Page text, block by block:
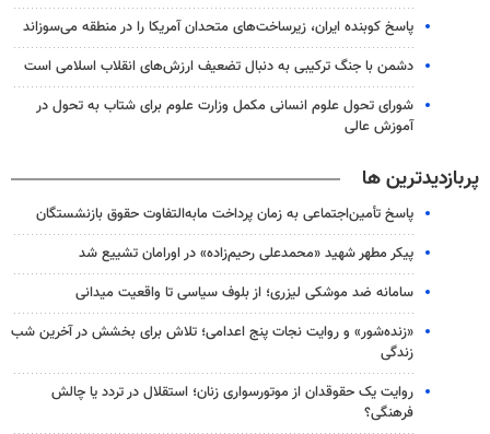
پاسخ کوبنده ایران، زیرساخت‌های متحدان آمریکا را در منطقه می‌سوزاند
دشمن با جنگ ترکیبی به دنبال تضعیف ارزش‌های انقلاب اسلامی است
شورای تحول علوم انسانی مکمل وزارت علوم برای شتاب به تحول در
آموزش عالی
پربازدیدترین ها
پاسخ تأمین‌اجتماعی به زمان پرداخت مابه‌التفاوت حقوق بازنشستگان
پیکر مطهر شهید «محمدعلی رحیم‌زاده» در اورامان تشییع شد
سامانه ضد موشکی لیزری؛ از بلوف سیاسی تا واقعیت میدانی
«زنده‌شور» و روایت نجات پنج اعدامی؛ تلاش برای بخشش در آخرین شب
زندگی
روایت یک حقوقدان از موتورسواری زنان؛ استقلال در تردد یا چالش
فرهنگی؟